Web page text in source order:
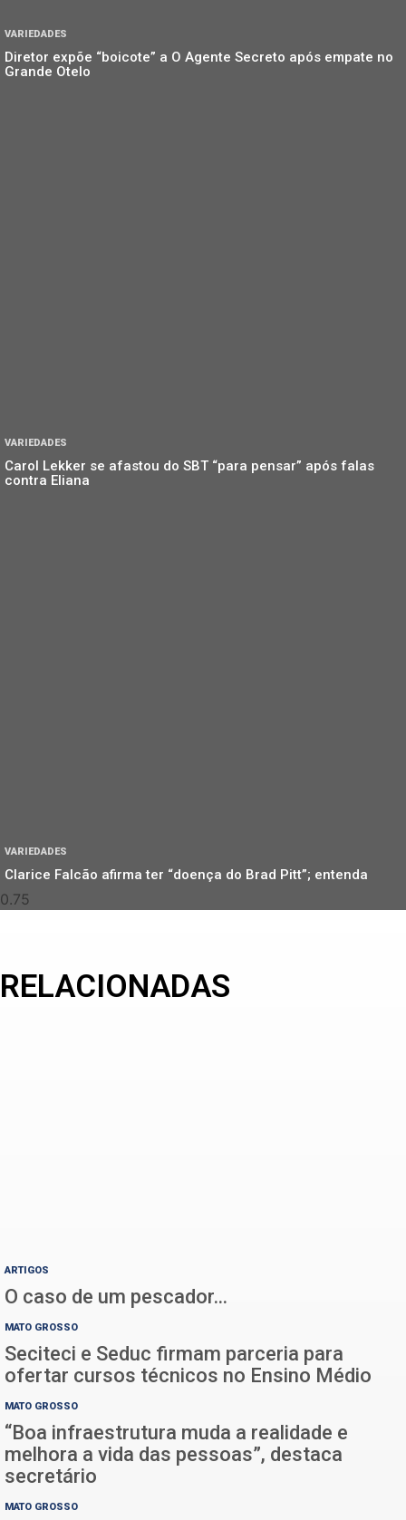
VARIEDADES
Diretor expõe “boicote” a O Agente Secreto após empate no
Grande Otelo
VARIEDADES
Carol Lekker se afastou do SBT “para pensar” após falas
contra Eliana
VARIEDADES
Clarice Falcão afirma ter “doença do Brad Pitt”; entenda
RELACIONADAS
ARTIGOS
O caso de um pescador…
MATO GROSSO
Seciteci e Seduc firmam parceria para
ofertar cursos técnicos no Ensino Médio
MATO GROSSO
“Boa infraestrutura muda a realidade e
melhora a vida das pessoas”, destaca
secretário
MATO GROSSO